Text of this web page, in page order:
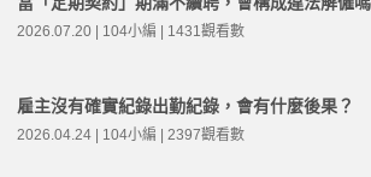
2026.07.20 | 104小編 | 1431觀看數
雇主沒有確實紀錄出勤紀錄，會有什麼後果？
2026.04.24 | 104小編 | 2397觀看數